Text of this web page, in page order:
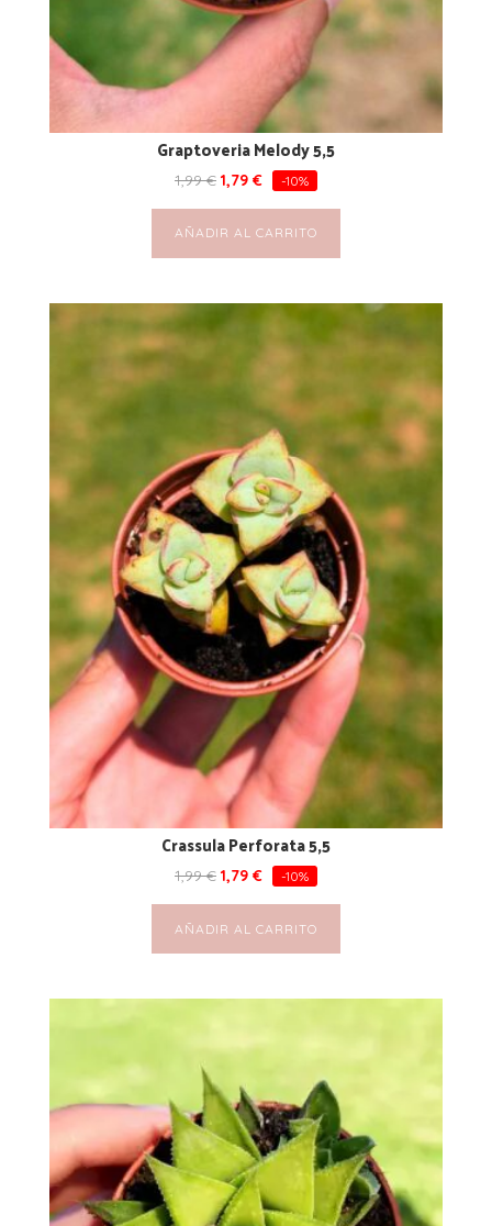
Graptoveria Melody 5,5
1,99€ 1,79 € -10%
AÑADIR AL CARRITO
Crassula Perforata 5,5
1,99€ 1,79 € -10%
AÑADIR AL CARRITO